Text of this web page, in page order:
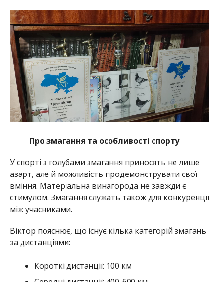
Про змагання та особливості спорту
У спорті з голубами змагання приносять не лише
азарт, але й можливість продемонструвати свої
вміння. Матеріальна винагорода не завжди є
стимулом. Змагання служать також для конкуренції
між учасниками.
Віктор пояснює, що існує кілька категорій змагань
за дистанціями:
Короткі дистанції: 100 км